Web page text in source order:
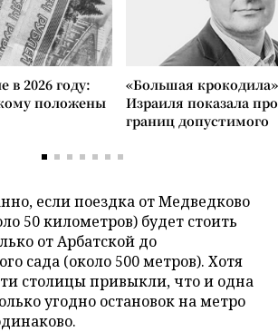
2026 году:
положены
«Большая
Израиля показала
границ допустимого
если поездка от Медведково
50 километров) будет стоить
от Арбатской до
сада (около 500 метров). Хотя
столицы привыкли, что и одна
угодно остановок на метро